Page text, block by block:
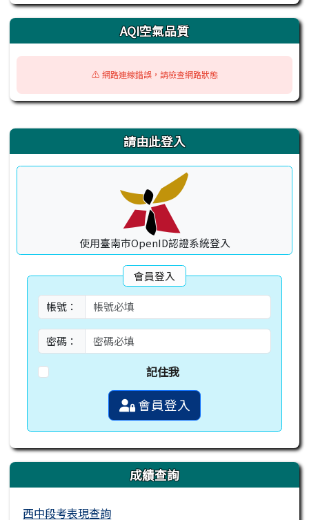
AQI空氣品質
⚠️ 網路連線錯誤，請檢查網路狀態
右邊區域內容 請由此登入
使用臺南市OpenID認證系統登入
會員登入
帳號：
密碼：
記住我
會員登入
成績查詢
西中段考表現查詢